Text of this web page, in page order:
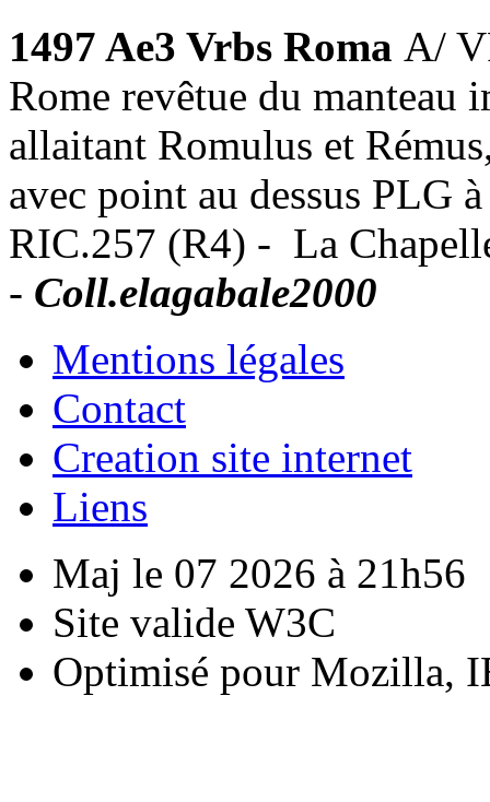
1497 Ae3 Vrbs Roma A/
Rome revêtue du
allaitant Romulus et
avec point au dessus PLG
RIC.257 (R4) - La
- Coll.elagabale2000
Mentions légales
Contact
Creation site internet
Liens
Maj le 07 2026 à 21h56
Site valide W3C
Optimisé pour Mozilla,